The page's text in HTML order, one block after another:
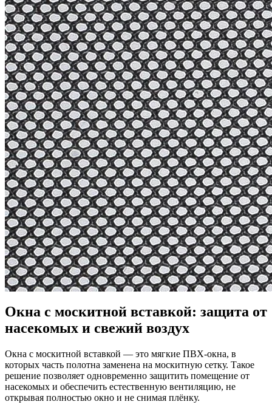
Окна с москитной вставкой: защита от
насекомых и свежий воздух
Окна с москитной вставкой — это мягкие ПВХ-окна, в
которых часть полотна заменена на москитную сетку. Такое
решение позволяет одновременно защитить помещение от
насекомых и обеспечить естественную вентиляцию, не
открывая полностью окно и не снимая плёнку.